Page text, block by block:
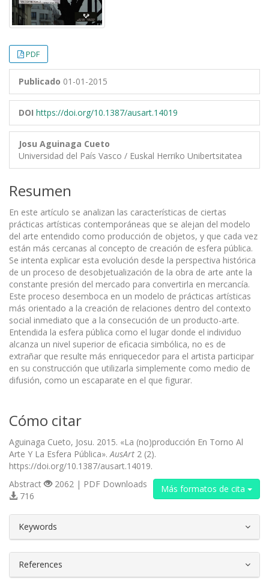
PDF
Publicado 01-01-2015
DOI https://doi.org/10.1387/ausart.14019
Josu Aguinaga Cueto
Universidad del País Vasco / Euskal Herriko Unibertsitatea
Resumen
En este artículo se analizan las características de ciertas
prácticas artísticas contemporáneas que se alejan del modelo
del arte entendido como producción de objetos, y que cada vez
están más cercanas al concepto de creación de esfera pública.
Se intenta explicar esta evolución desde la perspectiva histórica
de un proceso de desobjetualización de la obra de arte ante la
constante presión del mercado para convertirla en mercancía.
Este proceso desemboca en un modelo de prácticas artísticas
más orientado a la creación de relaciones dentro del contexto
social inmediato que a la consecución de un producto-arte.
Entendida la esfera pública como el lugar donde el individuo
alcanza un nivel superior de eficacia simbólica, no es de
extrañar que resulte más enriquecedor para el artista participar
en su construcción que utilizarla simplemente como medio de
difusión, como un escaparate en el que figurar.
Cómo citar
Aguinaga Cueto, Josu. 2015. «La (no)producción En Torno Al
Arte Y La Esfera Pública». AusArt 2 (2).
https://doi.org/10.1387/ausart.14019.
Más formatos de cita
Abstract
2062 | PDF Downloads
716
Keywords
References